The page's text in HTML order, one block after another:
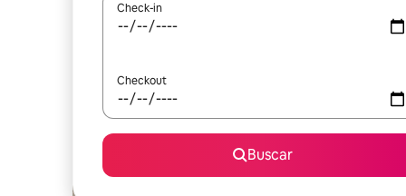
Check-in
Checkout
Buscar